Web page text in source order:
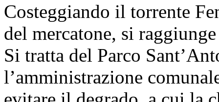
Costeggiando il torrente
del mercatone, si
Si tratta del Parco
l’amministrazione